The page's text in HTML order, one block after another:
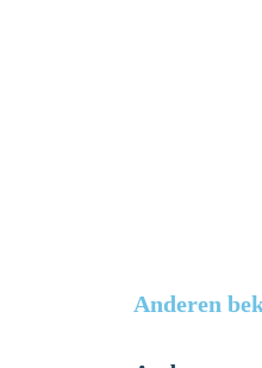
Anderen